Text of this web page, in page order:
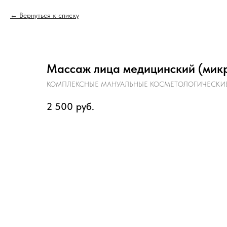
Вернуться к списку
Массаж лица медицинский
КОМПЛЕКСНЫЕ МАНУАЛЬНЫЕ
2 500 руб.